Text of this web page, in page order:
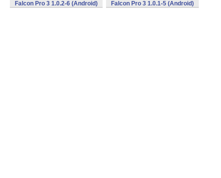
Falcon Pro 3 1.0.2-6 (Android) Falcon Pro 3 1.0.1-5 (Android)